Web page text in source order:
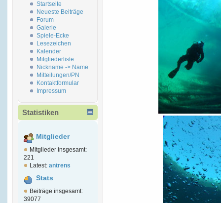
Startseite
Neueste Beiträge
Forum
Galerie
Spiele-Ecke
Lesezeichen
Kalender
Mitgliederliste
Nickname -> Name
Mitteilungen/PN
Kontaktformular
Impressum
Statistiken
Mitglieder
Mitglieder insgesamt:
221
Latest: antrens
Stats
Beiträge insgesamt:
39077